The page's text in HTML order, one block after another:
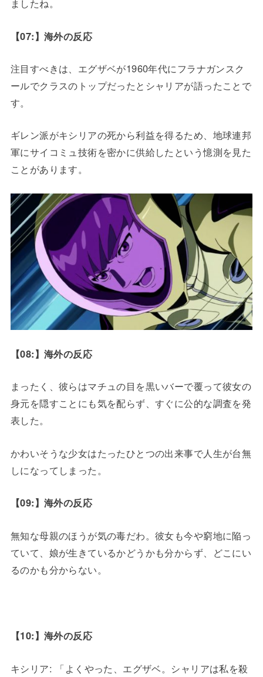
ましたね。
【07:】海外の反応
注目すべきは、エグザベが1960年代にフラナガンスク
ールでクラスのトップだったとシャリアが語ったことで
す。
ギレン派がキシリアの死から利益を得るため、地球連邦
軍にサイコミュ技術を密かに供給したという憶測を見た
ことがあります。
【08:】海外の反応
まったく、彼らはマチュの目を黒いバーで覆って彼女の
身元を隠すことにも気を配らず、すぐに公的な調査を発
表した。
かわいそうな少女はたったひとつの出来事で人生が台無
しになってしまった。
【09:】海外の反応
無知な母親のほうが気の毒だわ。彼女も今や窮地に陥っ
ていて、娘が生きているかどうかも分からず、どこにい
るのかも分からない。
【10:】海外の反応
キシリア: 「よくやった、エグザベ。シャリアは私を殺